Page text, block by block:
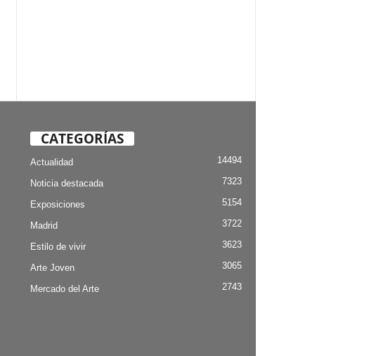
CATEGORÍAS
Actualidad 14494
Noticia destacada 7323
Exposiciones 5154
Madrid 3722
Estilo de vivir 3623
Arte Joven 3065
Mercado del Arte 2743